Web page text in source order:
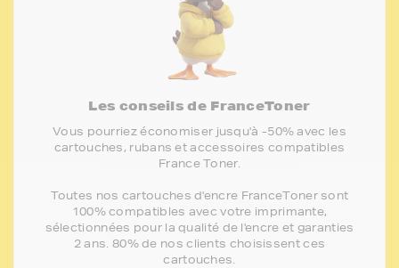
Les conseils de FranceToner
Vous pourriez économiser jusqu'à -50% avec les
cartouches, rubans et accessoires compatibles
France Toner.
Toutes nos cartouches d'encre FranceToner sont
100% compatibles avec votre imprimante,
sélectionnées pour la qualité de l'encre et garanties
2 ans. 80% de nos clients choisissent ces
cartouches.